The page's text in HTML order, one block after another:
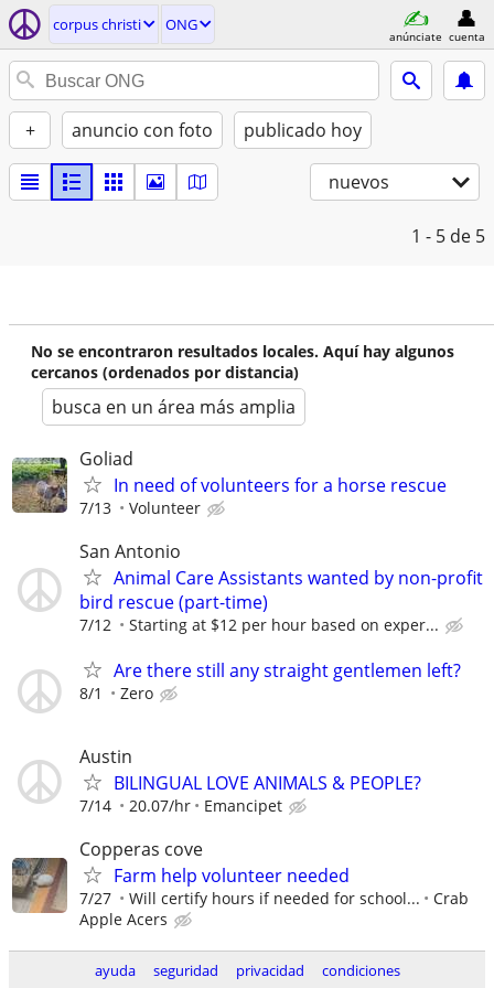
corpus christi ONG
anúnciate cuenta
+ anuncio con foto publicado hoy
nuevos
1 - 5 de 5
No se encontraron resultados locales. Aquí hay algunos
cercanos (ordenados por distancia)
busca en un área más amplia
Goliad
In need of volunteers for a horse rescue
7/13 Volunteer
San Antonio
Animal Care Assistants wanted by non-profit
bird rescue (part-time)
7/12 Starting at $12 per hour based on exper...
Are there still any straight gentlemen left?
8/1 Zero
Austin
BILINGUAL LOVE ANIMALS & PEOPLE?
7/14 20.07/hr Emancipet
Copperas cove
Farm help volunteer needed
7/27 Will certify hours if needed for school...
Crab
Apple Acers
ayuda seguridad privacidad condiciones